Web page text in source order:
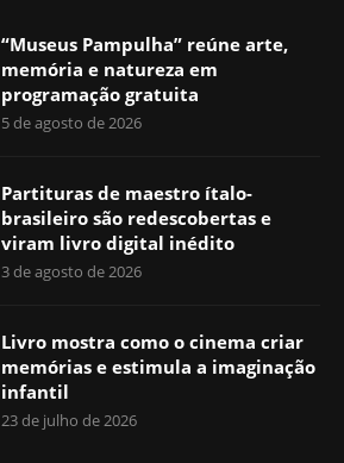
“Museus Pampulha” reúne arte,
memória e natureza em
programação gratuita
5 de agosto de 2026
Partituras de maestro ítalo-
brasileiro são redescobertas e
viram livro digital inédito
3 de agosto de 2026
Livro mostra como o cinema criar
memórias e estimula a imaginação
infantil
23 de julho de 2026